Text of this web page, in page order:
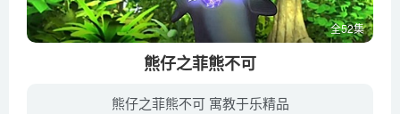
全52集
熊仔之菲熊不可
熊仔之菲熊不可 寓教于乐精品